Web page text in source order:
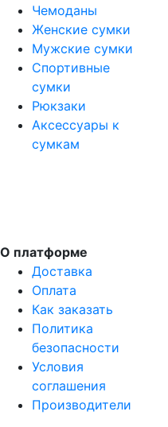
Чемоданы
Женские сумки
Мужские сумки
Спортивные
сумки
Рюкзаки
Аксессуары к
сумкам
О платформе
Доставка
Оплата
Как заказать
Политика
безопасности
Условия
соглашения
Производители